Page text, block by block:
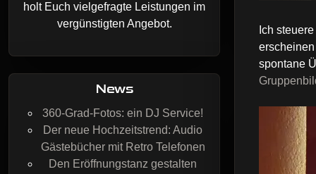
holt Euch vielgefragte Leistungen im
vergünstigten Angebot.
News
360-Grad-Fotos: ein DJ Service!
Der neue Hochzeitstrend: Audio
Gästebücher mit Retro Telefonen
Den Eröffnungstanz gestalten
Ich
spontane